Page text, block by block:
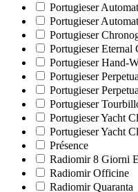
Portugieser
Portugieser
Portugieser
Portugieser Eternal
Portugieser Hand-
Portugieser
Portugieser
Portugieser
Portugieser Yacht
Portugieser Yacht
Présence
Radiomir 8 Giorni
Radiomir Officine
Radiomir Quaranta